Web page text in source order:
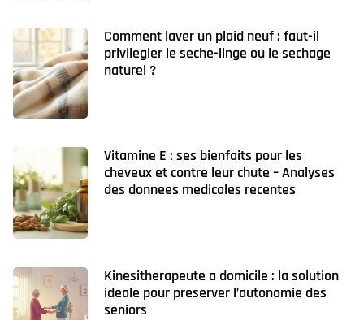
Comment laver un plaid neuf : faut-il
privilegier le seche-linge ou le sechage
naturel ?
Vitamine E : ses bienfaits pour les
cheveux et contre leur chute – Analyses
des donnees medicales recentes
Kinesitherapeute a domicile : la solution
ideale pour preserver l’autonomie des
seniors